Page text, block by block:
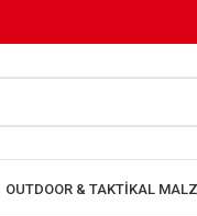
OUTDOOR & TAKTIKAL